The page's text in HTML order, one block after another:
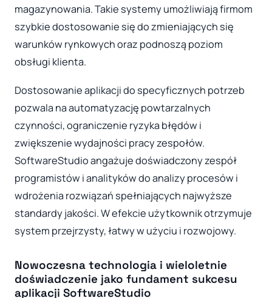
magazynowania. Takie systemy umożliwiają firmom
szybkie dostosowanie się do zmieniających się
warunków rynkowych oraz podnoszą poziom
obsługi klienta.
Dostosowanie aplikacji do specyficznych potrzeb
pozwala na automatyzację powtarzalnych
czynności, ograniczenie ryzyka błędów i
zwiększenie wydajności pracy zespołów.
SoftwareStudio angażuje doświadczony zespół
programistów i analityków do analizy procesów i
wdrożenia rozwiązań spełniających najwyższe
standardy jakości. W efekcie użytkownik otrzymuje
system przejrzysty, łatwy w użyciu i rozwojowy.
Nowoczesna technologia i wieloletnie
doświadczenie jako fundament sukcesu
aplikacji SoftwareStudio